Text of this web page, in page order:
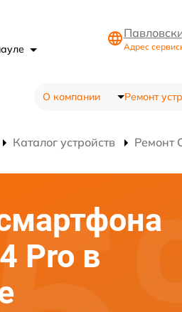
Адрес
О компании Ремонт
Каталог устройств Ремонт
Pro в